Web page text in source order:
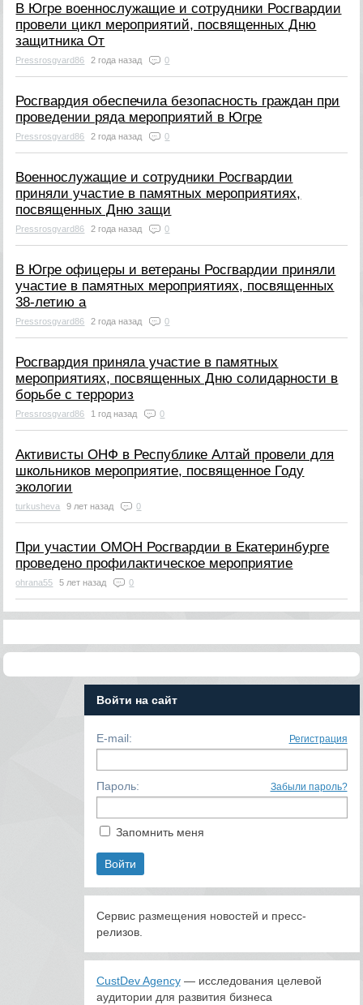
В Югре военнослужащие и сотрудники Росгвардии
провели цикл мероприятий, посвященных Дню
защитника От
Pressrosgvard86 2 года назад 0
Росгвардия обеспечила безопасность граждан при
проведении ряда мероприятий в Югре
Pressrosgvard86 2 года назад 0
Военнослужащие и сотрудники Росгвардии
приняли участие в памятных мероприятиях,
посвященных Дню защи
Pressrosgvard86 2 года назад 0
В Югре офицеры и ветераны Росгвардии приняли
участие в памятных мероприятиях, посвященных
38-летию а
Pressrosgvard86 2 года назад 0
Росгвардия приняла участие в памятных
мероприятиях, посвященных Дню солидарности в
борьбе с террориз
Pressrosgvard86 1 год назад 0
Активисты ОНФ в Республике Алтай провели для
школьников мероприятие, посвященное Году
экологии
turkusheva 9 лет назад 0
При участии ОМОН Росгвардии в Екатеринбурге
проведено профилактическое мероприятие
ohrana55 5 лет назад 0
Войти на сайт
E-mail: Регистрация
Пароль: Забыли пароль?
Запомнить меня
Сервис размещения новостей и пресс-
релизов.
CustDev Agency— исследования целевой
аудитории для развития бизнеса